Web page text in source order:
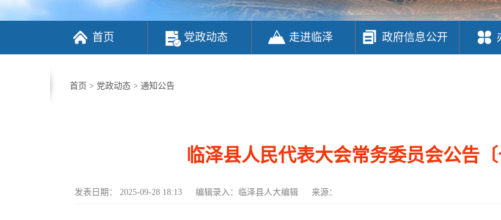
首页 党政动态 走进临泽 政府信息公开
首页 > 党政动态 > 通知公告
临泽县人民代表大会常务委员会公告
发表日期： 2025-09-28 18:13 编辑录入： 临泽县人大编辑 来源：